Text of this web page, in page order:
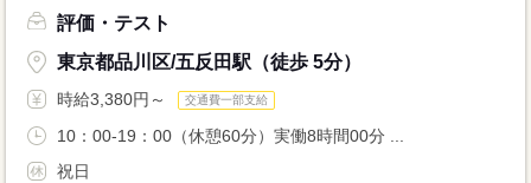
評価・テスト
東京都品川区/五反田駅（徒歩 5分）
時給3,380円～ 交通費一部支給
10：00-19：00（休憩60分）実働8時間00分 ...
祝日